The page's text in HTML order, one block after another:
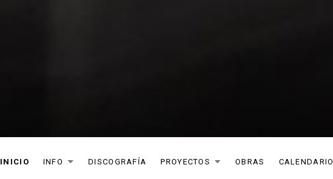
INICIO INFO DISCOGRAFÍA PROYECTOS OBRAS CALENDARIO